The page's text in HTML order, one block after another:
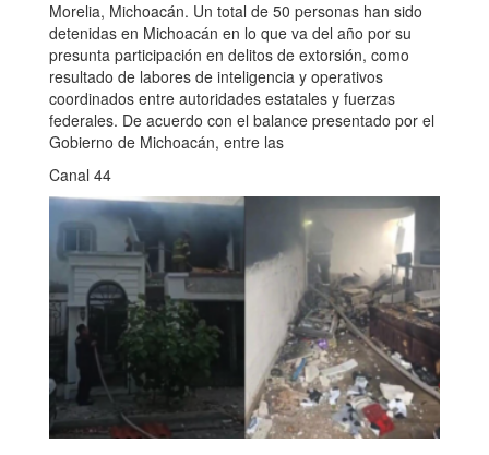
Morelia, Michoacán. Un total de 50 personas han sido
detenidas en Michoacán en lo que va del año por su
presunta participación en delitos de extorsión, como
resultado de labores de inteligencia y operativos
coordinados entre autoridades estatales y fuerzas
federales. De acuerdo con el balance presentado por el
Gobierno de Michoacán, entre las
Canal 44